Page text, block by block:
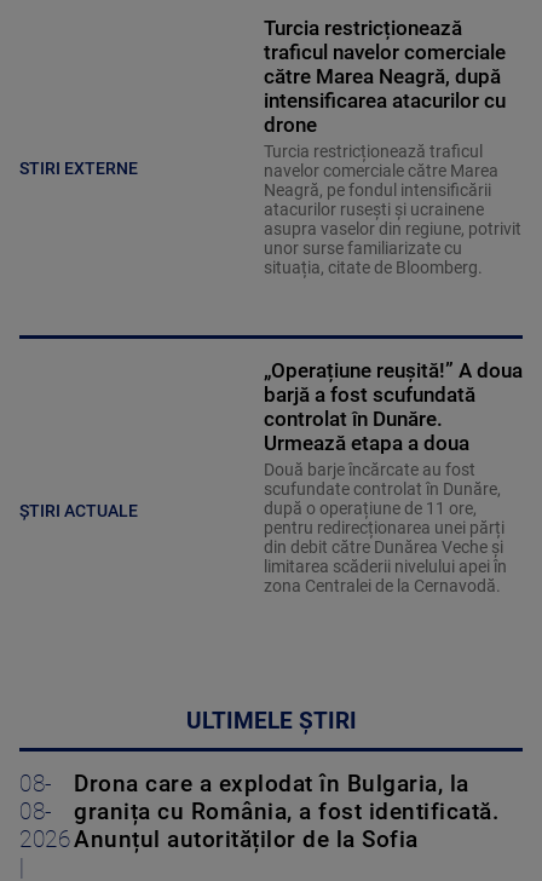
STIRI EXTERNE
Turcia restricționează
traficul navelor comerciale
către Marea Neagră, după
intensificarea atacurilor cu
drone
Turcia restricționează traficul
navelor comerciale către Marea
Neagră, pe fondul intensificării
atacurilor rusești și ucrainene
asupra vaselor din regiune, potrivit
unor surse familiarizate cu
situația, citate de Bloomberg.
ȘTIRI ACTUALE
„Operațiune reușită!” A doua
barjă a fost scufundată
controlat în Dunăre.
Urmează etapa a doua
Două barje încărcate au fost
scufundate controlat în Dunăre,
după o operațiune de 11 ore,
pentru redirecționarea unei părți
din debit către Dunărea Veche și
limitarea scăderii nivelului apei în
zona Centralei de la Cernavodă.
ULTIMELE ȘTIRI
08-
08-
2026
Drona care a explodat în Bulgaria, la
granița cu România, a fost identificată.
Anunțul autorităților de la Sofia